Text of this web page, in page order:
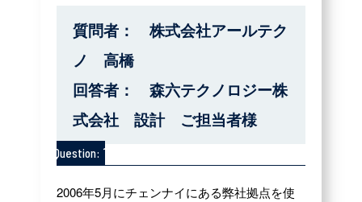
質問者： 株式会社アールテク
ノ 高橋
回答者： 森六テクノロジー株
式会社 設計 ご担当者様
Question: 1
2006年5月にチェンナイにある弊社拠点を使